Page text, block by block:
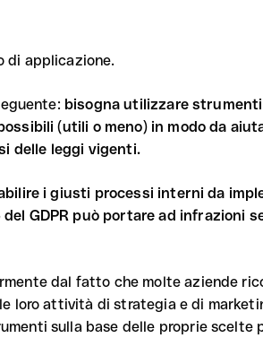
di applicazione.
bisogna utilizzare
(utili o meno) in modo da
delle leggi vigenti.
i giusti processi interni da
GDPR può portare ad infrazioni
dal fatto che molte aziende
loro attività di strategia e di
sulla base delle proprie scelte